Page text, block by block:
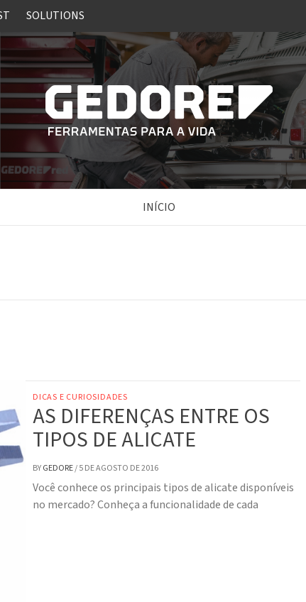
SOLUTIONS
INÍCIO
DICAS E CURIOSIDADES
AS DIFERENÇAS ENTRE OS
TIPOS DE ALICATE
BYGEDORE/5 DE AGOSTO DE 2016
Você conhece os principais tipos de alicate disponíveis
no mercado? Conheça a funcionalidade de cada